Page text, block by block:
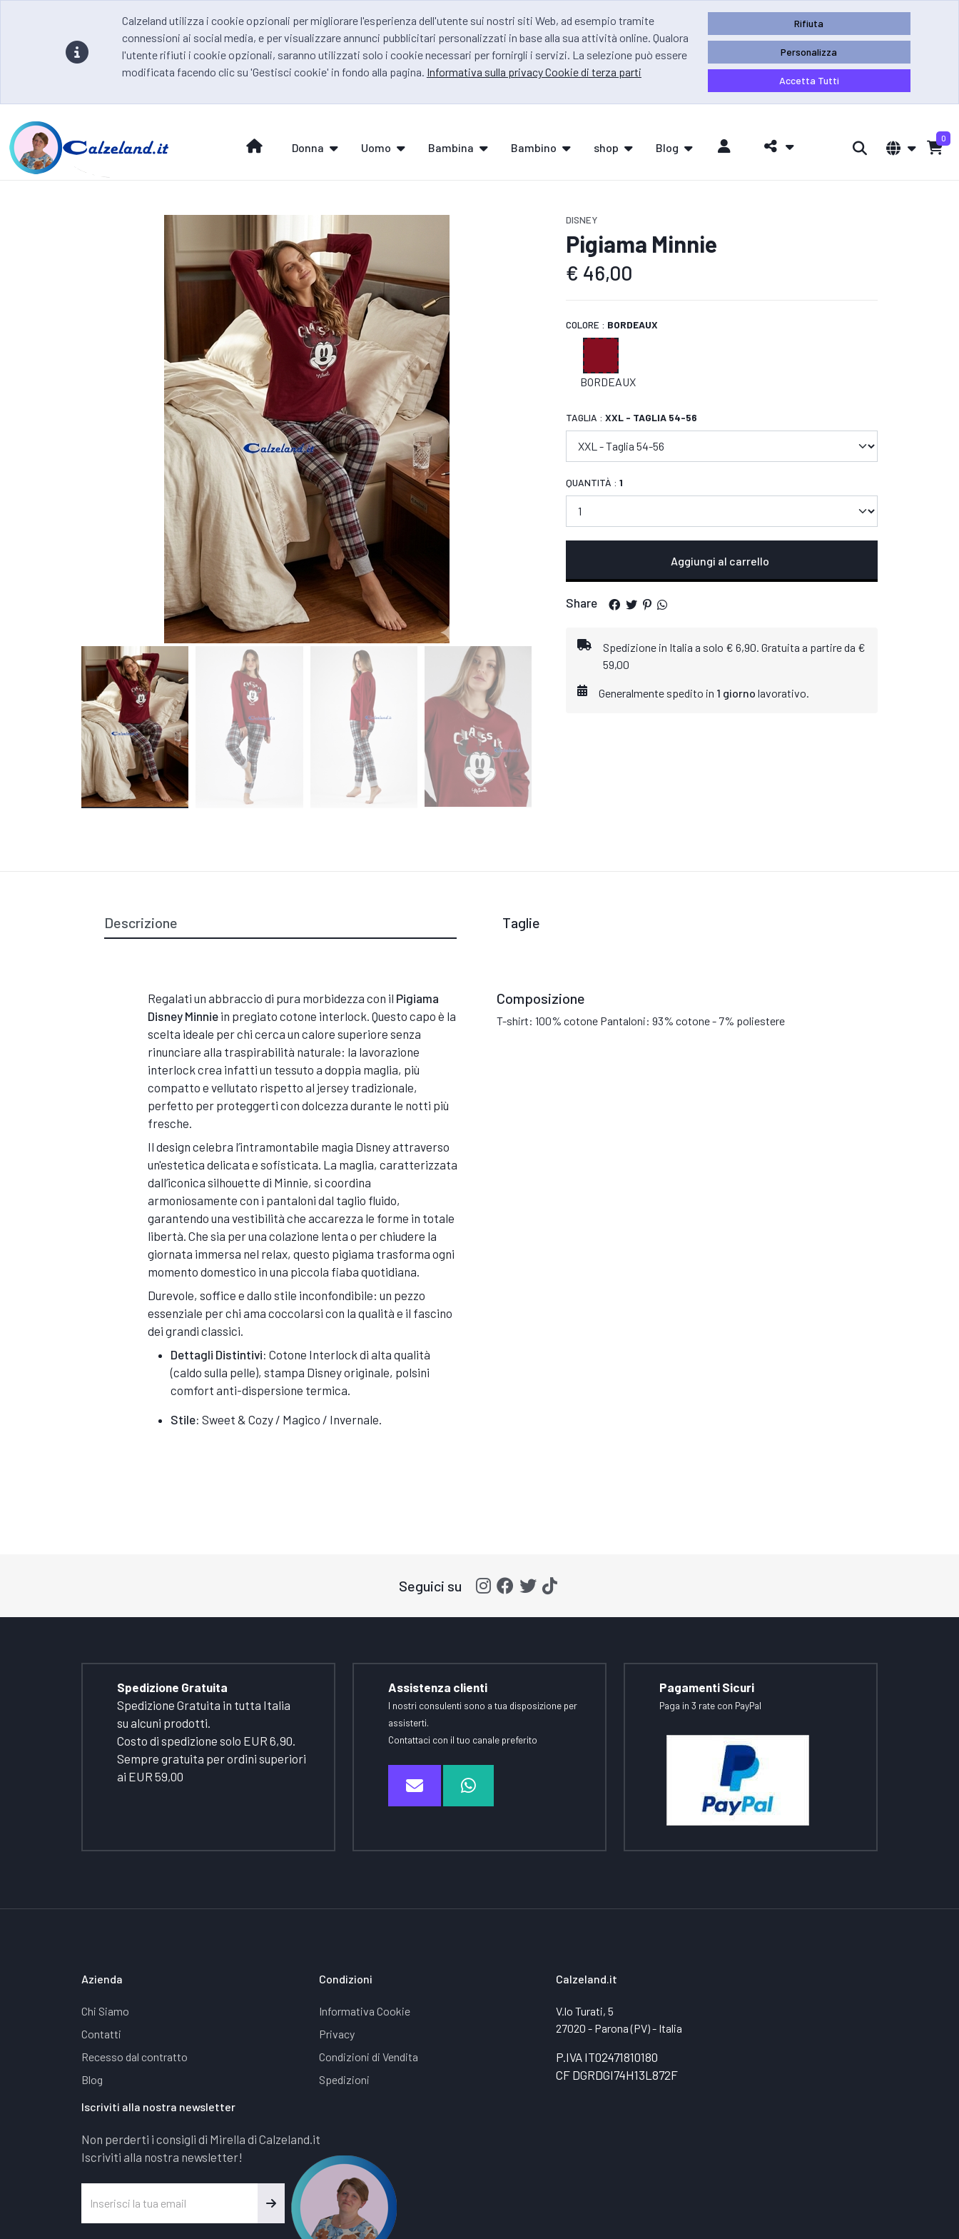
Calzeland utilizza i cookie opzionali per migliorare l'esperienza dell'utente sui nostri siti Web, ad esempio tramite
connessioni ai social media, e per visualizzare annunci pubblicitari personalizzati in base alla sua attività online. Qualora
l'utente rifiuti i cookie opzionali, saranno utilizzati solo i cookie necessari per fornirgli i servizi. La selezione può essere
modificata facendo clic su 'Gestisci cookie' in fondo alla pagina. Informativa sulla privacy Cookie di terza parti
Rifiuta
Personalizza
Accetta Tutti
Donna Uomo Bambina Bambino shop Blog
0
DISNEY
Pigiama Minnie
€ 46,00
COLORE : BORDEAUX
BORDEAUX
TAGLIA : XXL - TAGLIA 54-56
QUANTITÀ : 1
Aggiungi al carrello
Share
Spedizione in Italia a solo € 6,90. Gratuita a partire da €
59,00
Generalmente spedito in 1 giorno lavorativo.
Descrizione Taglie
Regalati un abbraccio di pura morbidezza con il Pigiama
Disney Minnie in pregiato cotone interlock. Questo capo è la
scelta ideale per chi cerca un calore superiore senza
rinunciare alla traspirabilità naturale: la lavorazione
interlock crea infatti un tessuto a doppia maglia, più
compatto e vellutato rispetto al jersey tradizionale,
perfetto per proteggerti con dolcezza durante le notti più
fresche.
Il design celebra l’intramontabile magia Disney attraverso
un'estetica delicata e sofisticata. La maglia, caratterizzata
dall’iconica silhouette di Minnie, si coordina
armoniosamente con i pantaloni dal taglio fluido,
garantendo una vestibilità che accarezza le forme in totale
libertà. Che sia per una colazione lenta o per chiudere la
giornata immersa nel relax, questo pigiama trasforma ogni
momento domestico in una piccola fiaba quotidiana.
Durevole, soffice e dallo stile inconfondibile: un pezzo
essenziale per chi ama coccolarsi con la qualità e il fascino
dei grandi classici.
Dettagli Distintivi: Cotone Interlock di alta qualità
(caldo sulla pelle), stampa Disney originale, polsini
comfort anti-dispersione termica.
Stile: Sweet & Cozy / Magico / Invernale.
Composizione
T-shirt: 100% cotone Pantaloni: 93% cotone - 7% poliestere
Seguici su
Spedizione Gratuita
Spedizione Gratuita in tutta Italia
su alcuni prodotti.
Costo di spedizione solo EUR 6,90.
Sempre gratuita per ordini superiori
ai EUR 59,00
Assistenza clienti
I nostri consulenti sono a tua disposizione per
assisterti.
Contattaci con il tuo canale preferito
Pagamenti Sicuri
Paga in 3 rate con PayPal
Azienda
Chi Siamo
Contatti
Recesso dal contratto
Blog
Condizioni
Informativa Cookie
Privacy
Condizioni di Vendita
Spedizioni
Calzeland.it
V.lo Turati, 5
27020 - Parona (PV) - Italia
P.IVA IT02471810180
CF DGRDGI74H13L872F
Iscriviti alla nostra newsletter
Non perderti i consigli di Mirella di Calzeland.it
Iscriviti alla nostra newsletter!